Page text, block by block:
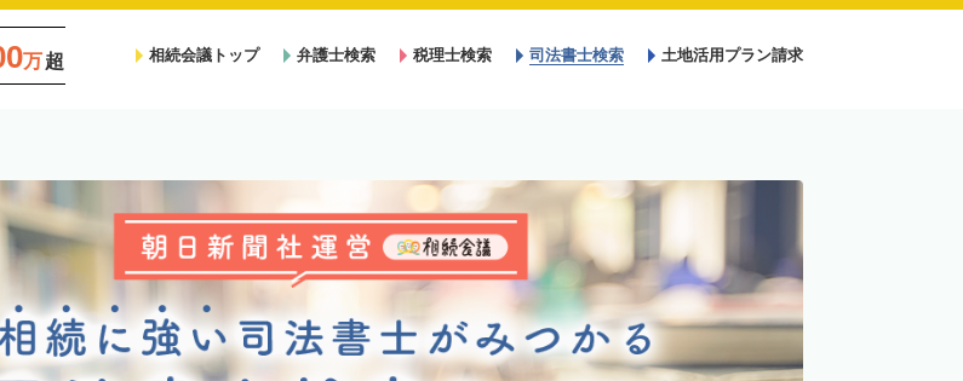
万超 相続会議トップ 弁護士検索 税理士検索 司法書士検索 土地活用プラン請求